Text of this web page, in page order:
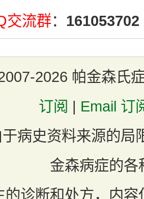
交流群： 161053702
2026 帕金森氏
订阅 | Email 订
于病史资料来源的局
金森病症的各
的诊断和处方，内